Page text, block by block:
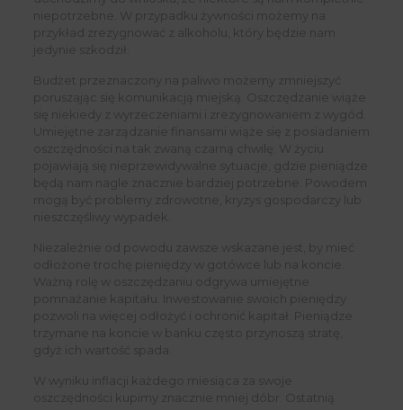
niepotrzebne. W przypadku żywności możemy na
przykład zrezygnować z alkoholu, który będzie nam
jedynie szkodził.
Budżet przeznaczony na paliwo możemy zmniejszyć
poruszając się komunikacją miejską. Oszczędzanie wiąże
się niekiedy z wyrzeczeniami i zrezygnowaniem z wygód.
Umiejętne zarządzanie finansami wiąże się z posiadaniem
oszczędności na tak zwaną czarną chwilę. W życiu
pojawiają się nieprzewidywalne sytuacje, gdzie pieniądze
będą nam nagle znacznie bardziej potrzebne. Powodem
mogą być problemy zdrowotne, kryzys gospodarczy lub
nieszczęśliwy wypadek.
Niezależnie od powodu zawsze wskazane jest, by mieć
odłożone trochę pieniędzy w gotówce lub na koncie.
Ważną rolę w oszczędzaniu odgrywa umiejętne
pomnażanie kapitału. Inwestowanie swoich pieniędzy
pozwoli na więcej odłożyć i ochronić kapitał. Pieniądze
trzymane na koncie w banku często przynoszą stratę,
gdyż ich wartość spada.
W wyniku inflacji każdego miesiąca za swoje
oszczędności kupimy znacznie mniej dóbr. Ostatnią